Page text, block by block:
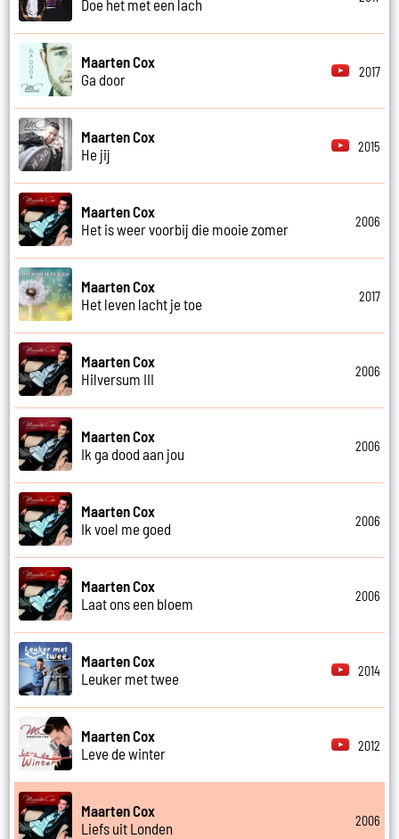
Doe het met een lach
Maarten Cox
Ga door
2017
Maarten Cox
He jij
2015
Maarten Cox
Het is weer voorbij die mooie zomer
2006
Maarten Cox
Het leven lacht je toe
2017
Maarten Cox
Hilversum III
2006
Maarten Cox
Ik ga dood aan jou
2006
Maarten Cox
Ik voel me goed
2006
Maarten Cox
Laat ons een bloem
2006
Maarten Cox
Leuker met twee
2014
Maarten Cox
Leve de winter
2012
Maarten Cox
Liefs uit Londen
2006